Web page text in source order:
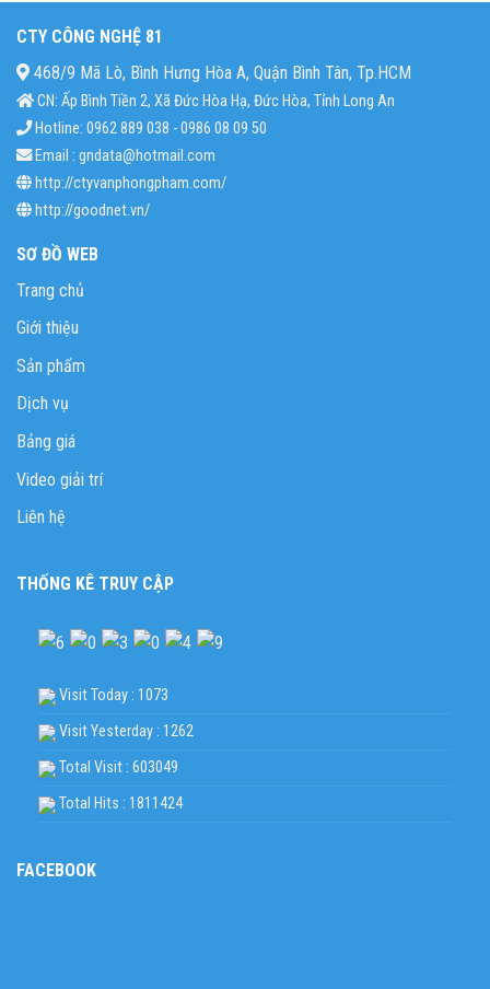
CTY CÔNG NGHỆ 81
468/9 Mã Lò, Bình Hưng Hòa A, Quận Bình Tân, Tp.HCM
CN: Ấp Bình Tiền 2, Xã Đức Hòa Hạ, Đức Hòa, Tỉnh Long An
Hotline: 0962 889 038 - 0986 08 09 50
Email : gndata@hotmail.com
http://ctyvanphongpham.com/
http://goodnet.vn/
SƠ ĐỒ WEB
Trang chủ
Giới thiệu
Sản phẩm
Dịch vụ
Bảng giá
Video giải trí
Liên hệ
THỐNG KÊ TRUY CẬP
Visit Today : 1073
Visit Yesterday : 1262
Total Visit : 603049
Total Hits : 1811424
FACEBOOK